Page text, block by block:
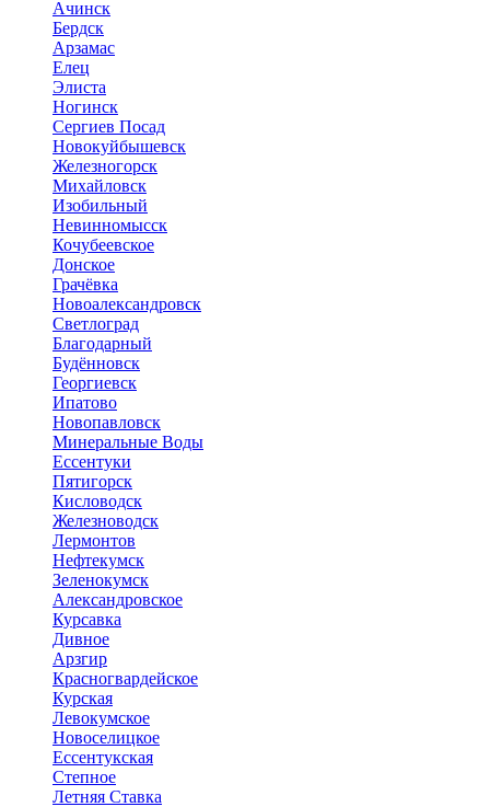
Ачинск
Бердск
Арзамас
Елец
Элиста
Ногинск
Сергиев Посад
Новокуйбышевск
Железногорск
Михайловск
Изобильный
Невинномысск
Кочубеевское
Донское
Грачёвка
Новоалександровск
Светлоград
Благодарный
Будённовск
Георгиевск
Ипатово
Новопавловск
Минеральные Воды
Ессентуки
Пятигорск
Кисловодск
Железноводск
Лермонтов
Нефтекумск
Зеленокумск
Александровское
Курсавка
Дивное
Арзгир
Красногвардейское
Курская
Левокумское
Новоселицкое
Ессентукская
Степное
Летняя Ставка